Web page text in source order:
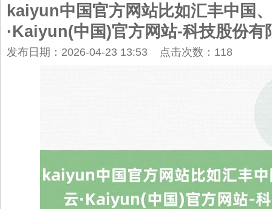
kaiyun中国官方网站比如汇丰中国
·Kaiyun(中国)官方网站-科技股份有
发布日期：2026-04-23 13:53 点击次数：118